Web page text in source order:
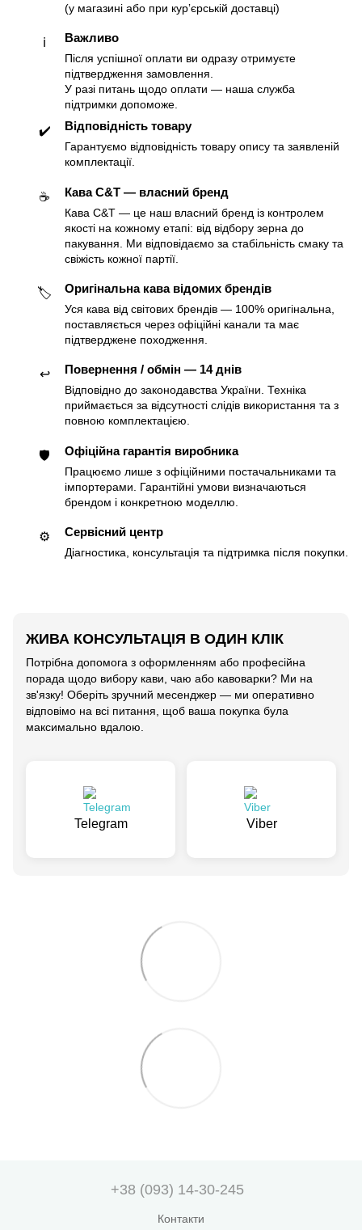
(у магазині або при курʼєрській доставці)
ℹ️ Важливо
Після успішної оплати ви одразу отримуєте
підтвердження замовлення.
У разі питань щодо оплати — наша служба
підтримки допоможе.
✔️ Відповідність товару
Гарантуємо відповідність товару опису та заявленій
комплектації.
☕️ Кава C&T — власний бренд
Кава C&T — це наш власний бренд із контролем
якості на кожному етапі: від відбору зерна до
пакування. Ми відповідаємо за стабільність смаку та
свіжість кожної партії.
🏷 Оригінальна кава відомих брендів
Уся кава від світових брендів — 100% оригінальна,
поставляється через офіційні канали та має
підтверджене походження.
↩️ Повернення / обмін — 14 днів
Відповідно до законодавства України. Техніка
приймається за відсутності слідів використання та з
повною комплектацією.
🛡 Офіційна гарантія виробника
Працюємо лише з офіційними постачальниками та
імпортерами. Гарантійні умови визначаються
брендом і конкретною моделлю.
⚙️ Сервісний центр
Діагностика, консультація та підтримка після покупки.
ЖИВА КОНСУЛЬТАЦІЯ В ОДИН КЛІК
Потрібна допомога з оформленням або професійна
порада щодо вибору кави, чаю або кавоварки? Ми на
зв'язку! Оберіть зручний месенджер — ми оперативно
відповімо на всі питання, щоб ваша покупка була
максимально вдалою.
Telegram Viber
+38 (093) 14-30-245
Контакти